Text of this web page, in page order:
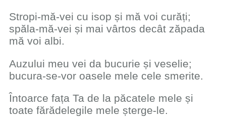
Stropi-mă-vei cu isop și mă voi curăți;
spăla-mă-vei și mai vârtos decât zăpada
mă voi albi.
Auzului meu vei da bucurie și veselie;
bucura-se-vor oasele mele cele smerite.
Întoarce fața Ta de la păcatele mele și
toate fărădelegile mele șterge-le.